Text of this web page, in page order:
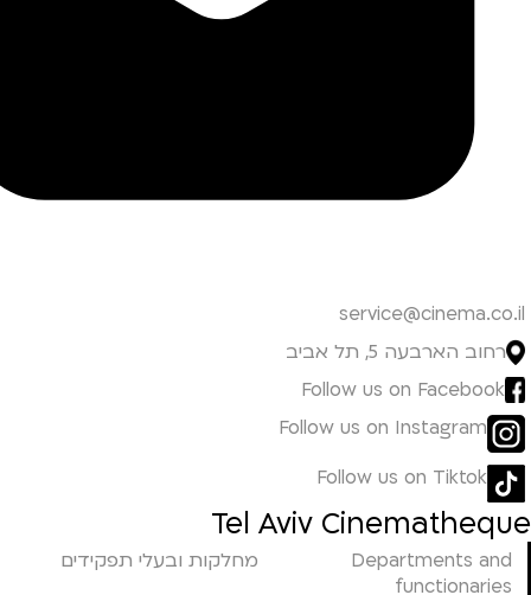
service@cinema.co.il
רחוב הארבעה 5, תל אביב
Follow us on Facebook
Follow us on Instagram
Follow us on Tiktok
Tel Aviv Cinematheque
Departments and
functionaries
מחלקות ובעלי תפקידים